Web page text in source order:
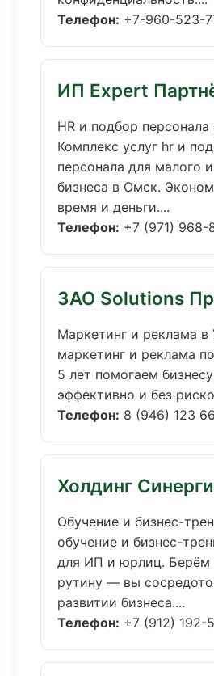
Телефон: +7-960-523-
ИП Expert
HR и подбор
Комплекс услуг hr и
персонала для малого
бизнеса в Омск.
время и деньги....
Телефон: +7 (971) 968-
ЗАО Solutions
Маркетинг и реклама в
маркетинг и реклама
5 лет помогаем
эффективно и без
Телефон: 8 (946) 123
Холдинг
Обучение и бизнес-
обучение и бизнес-
для ИП и юрлиц. Берём
рутину — вы
развитии бизнеса....
Телефон: +7 (912) 192-